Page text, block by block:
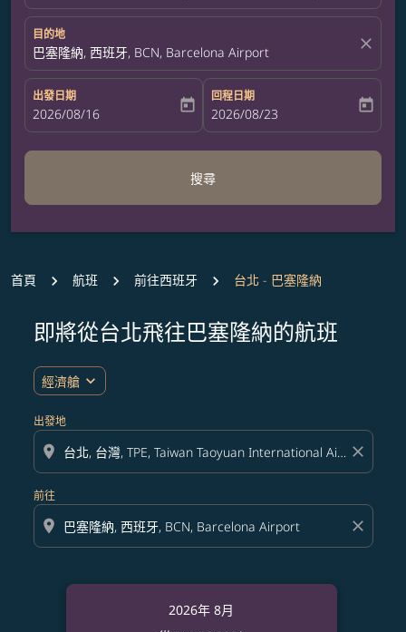
目的地
巴塞隆納, 西班牙, BCN, Barcelona Airport close
出發日期
fc-booking-departure-date-aria-label
2026/08/16 today
回程日期
fc-booking-return-date-aria-label
2026/08/23 today
搜尋
首頁 航班 前往西班牙 台北 - 巴塞隆納
即將從台北飛往巴塞隆納的航班
經濟艙 expand_more
出發地
location_on close
前往
location_on close
2026年 8月